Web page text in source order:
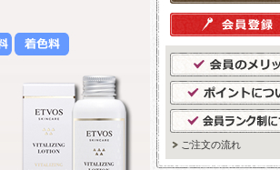
ご注文の流れ